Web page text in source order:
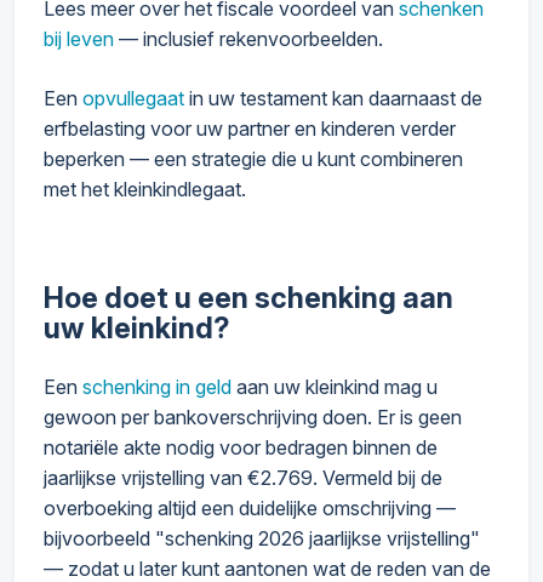
Lees meer over het fiscale voordeel van schenken
bij leven — inclusief rekenvoorbeelden.
Een opvullegaat in uw testament kan daarnaast de
erfbelasting voor uw partner en kinderen verder
beperken — een strategie die u kunt combineren
met het kleinkindlegaat.
Hoe doet u een schenking aan
uw kleinkind?
Een schenking in geld aan uw kleinkind mag u
gewoon per bankoverschrijving doen. Er is geen
notariële akte nodig voor bedragen binnen de
jaarlijkse vrijstelling van €2.769. Vermeld bij de
overboeking altijd een duidelijke omschrijving —
bijvoorbeeld "schenking 2026 jaarlijkse vrijstelling"
— zodat u later kunt aantonen wat de reden van de